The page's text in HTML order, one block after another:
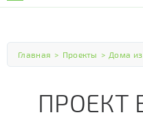
Главная > Проекты > Дома из
ПРОЕКТ